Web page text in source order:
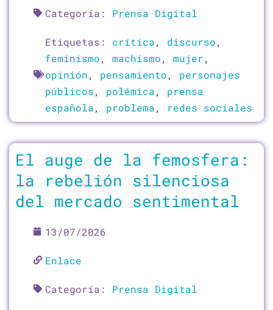
Categoría: Prensa Digital
Etiquetas: crítica, discurso,
feminismo, machismo, mujer,
opinión, pensamiento, personajes
públicos, polémica, prensa
española, problema, redes sociales
El auge de la femosfera:
la rebelión silenciosa
del mercado sentimental
13/07/2026
Enlace
Categoría: Prensa Digital